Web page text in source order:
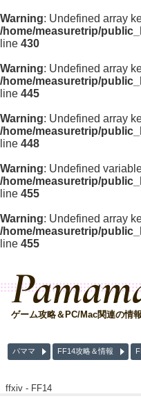
Warning: Undefined array
/home/measuretrip/
line 430
Warning: Undefined array
/home/measuretrip/
line 445
Warning: Undefined array
/home/measuretrip/
line 448
Warning: Undefined
/home/measuretrip/
line 455
Warning: Undefined array
/home/measuretrip/
line 455
ゲーム攻略＆PC/Mac関連の情
パママ FF14攻略＆情報
ffxiv - FF14